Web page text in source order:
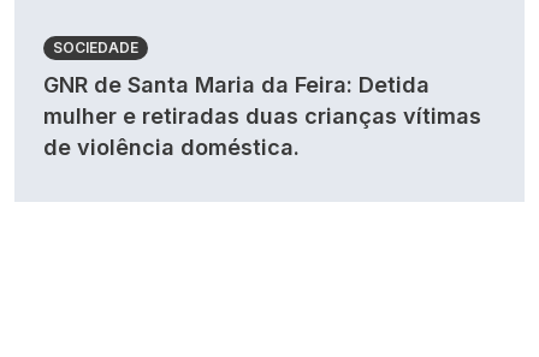
SOCIEDADE
GNR de Santa Maria da Feira: Detida
mulher e retiradas duas crianças vítimas
de violência doméstica.